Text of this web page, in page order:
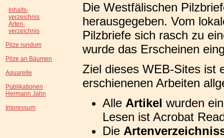
Inhalts-
verzeichnis
Arten-
verzeichnis
Pilze rundum
Pilze an Bäumen
Aquarelle
Publikationen
Hermann Jahn
Impressum
Die Westfälischen
herausgegeben. Vom
Pilzbriefe sich rasch zu
wurde das Erscheinen
Ziel dieses WEB-Sites ist
erschienenen Arbeiten
Alle Artikel wurden
Lesen ist Acrobat
Die